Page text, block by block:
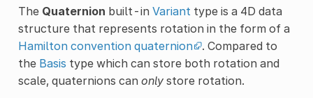
The Quaternion built-in Variant type is a 4D data
structure that represents rotation in the form of a
Hamilton convention quaternion
. Compared to
the Basis type which can store both rotation and
scale, quaternions can onlystore rotation.